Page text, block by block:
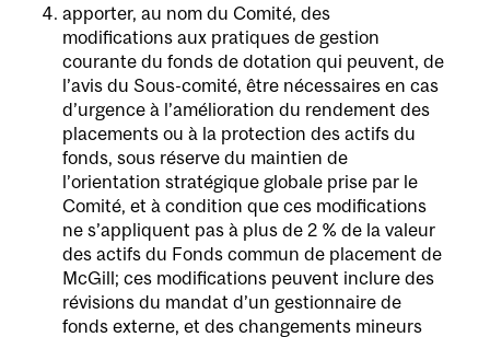
apporter, au nom du Comité, des
modifications aux pratiques de gestion
courante du fonds de dotation qui peuvent, de
l’avis du Sous-comité, être nécessaires en cas
d’urgence à l’amélioration du rendement des
placements ou à la protection des actifs du
fonds, sous réserve du maintien de
l’orientation stratégique globale prise par le
Comité, et à condition que ces modifications
ne s’appliquent pas à plus de 2 % de la valeur
des actifs du Fonds commun de placement de
McGill; ces modifications peuvent inclure des
révisions du mandat d’un gestionnaire de
fonds externe, et des changements mineurs